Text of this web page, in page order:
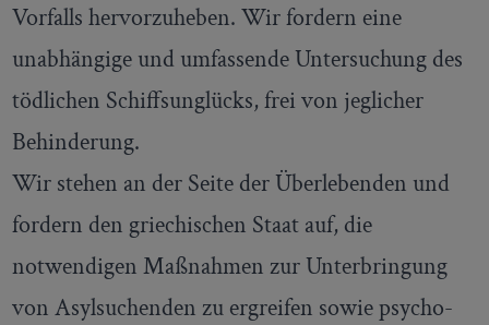
Vorfalls hervorzuheben. Wir fordern eine
unabhängige und umfassende Untersuchung des
tödlichen Schiffsunglücks, frei von jeglicher
Behinderung.
Wir stehen an der Seite der Überlebenden und
fordern den griechischen Staat auf, die
notwendigen Maßnahmen zur Unterbringung
von Asylsuchenden zu ergreifen sowie psycho-